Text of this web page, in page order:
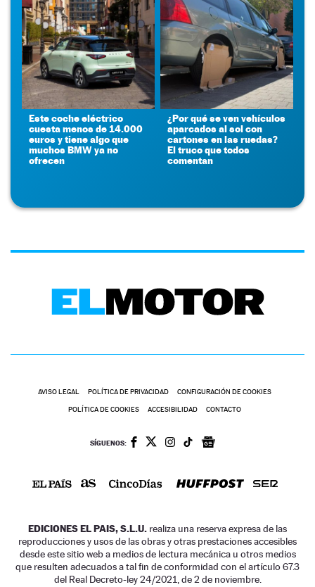
Este coche eléctrico
cuesta menos de 14.000
euros y tiene algo que
muchos BMW ya no
ofrecen
¿Por qué se ven vehículos
aparcados al sol con
cartones en las ruedas?
El truco que todos
comentan
AVISO LEGAL POLÍTICA DE PRIVACIDAD CONFIGURACIÓN DE COOKIES
POLÍTICA DE COOKIES ACCESIBILIDAD CONTACTO
SÍGUENOS:
EDICIONES EL PAIS, S.L.U. realiza una reserva expresa de las
reproducciones y usos de las obras y otras prestaciones accesibles
desde este sitio web a medios de lectura mecánica u otros medios
que resulten adecuados a tal fin de conformidad con el artículo 67.3
del Real Decreto-ley 24/2021, de 2 de noviembre.